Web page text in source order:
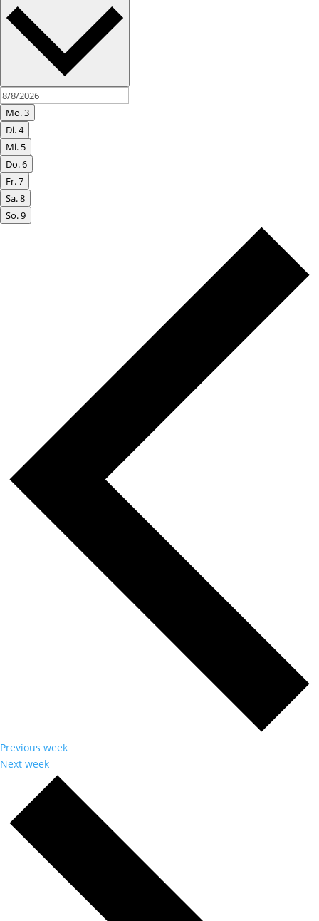
Mo.3
Di.4
Mi. 5
Do.6
Fr.7
Sa.8
So.9
Previous week
Next week